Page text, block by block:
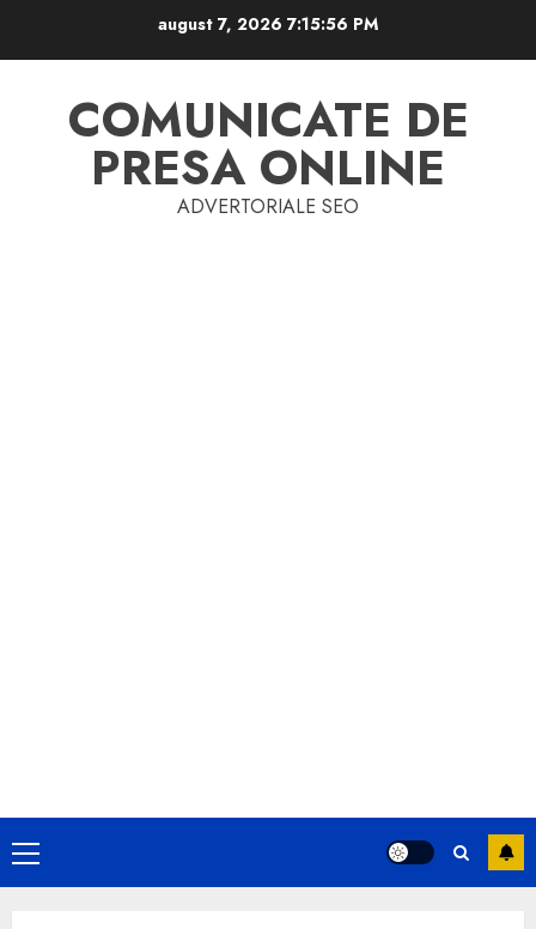
august 7, 2026 7:15:56 PM
COMUNICATE DE
PRESA ONLINE
ADVERTORIALE SEO
Primary
Menu